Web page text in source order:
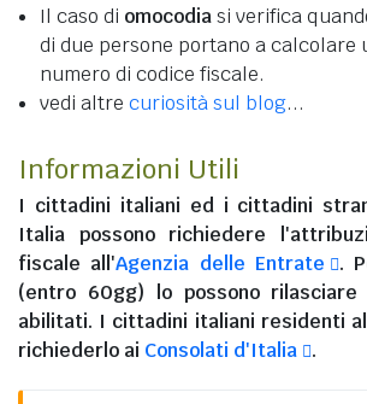
Il caso di omocodiasi verifica
di due persone portano a calcolare
numero di codice fiscale.
vedi altre curiosità sul blog...
Informazioni Utili
I cittadini italiani ed i cittadini
Italia possono richiedere
fiscale all'Agenzia delle Entrate
.
(entro 60gg) lo possono rilasciare
abilitati. I cittadini italiani residenti
richiederlo ai Consolati d'Italia .